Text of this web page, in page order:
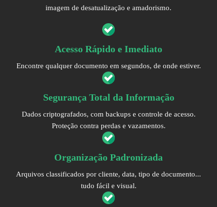
imagem de desatualização e amadorismo.
Acesso Rápido e Imediato
Encontre qualquer documento em segundos, de onde estiver.
Segurança Total da Informação
Dados criptografados, com backups e controle de acesso.
Proteção contra perdas e vazamentos.
Organização Padronizada
Arquivos classificados por cliente, data, tipo de documento...
tudo fácil e visual.